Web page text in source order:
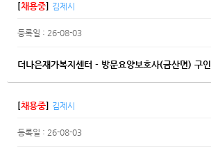
[채용중] 김제시
등록일 : 26-08-03
더나은재가복지센터 - 방문요양보호사(금산면) 구인
[채용중] 김제시
등록일 : 26-08-03